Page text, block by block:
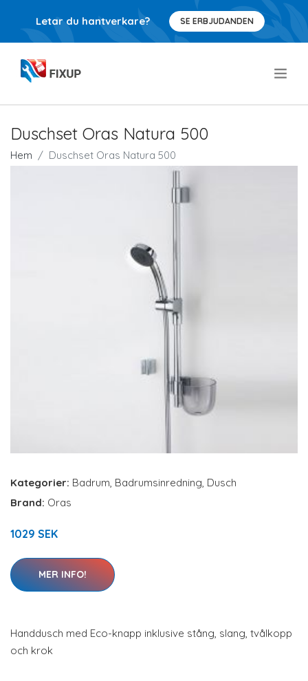
Letar du hantverkare? SE ERBJUDANDEN
Duschset Oras Natura 500
Hem Duschset Oras Natura 500
Kategorier: Badrum, Badrumsinredning, Dusch
Brand: Oras
1029 SEK
MER INFO!
Handdusch med Eco-knapp inklusive stång, slang, tvålkopp
och krok